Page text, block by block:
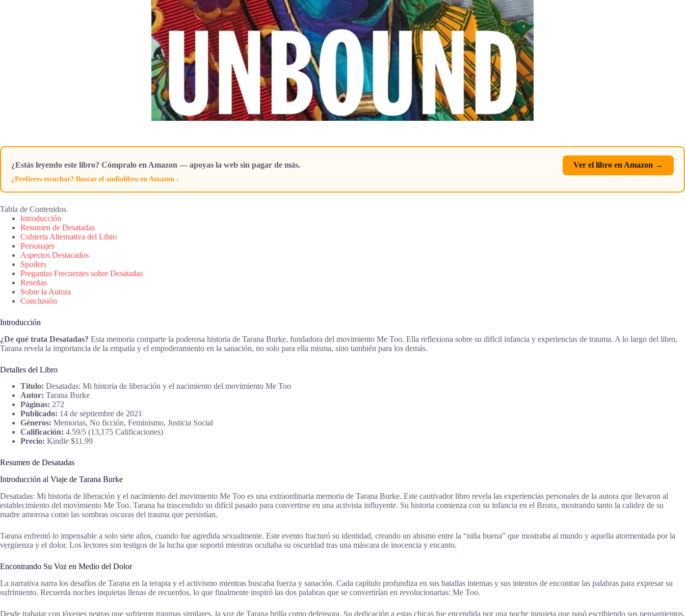
¿Estás leyendo este libro? Cómpralo en Amazon — apoyas la web sin pagar de más. Ver el libro en Amazon →
¿Prefieres escuchar? Buscar el audiolibro en Amazon ›
Tabla de Contenidos
Introducción
Resumen de Desatadas
Cubierta Alternativa del Libro
Personajes
Aspectos Destacados
Spoilers
Preguntas Frecuentes sobre Desatadas
Reseñas
Sobre la Autora
Conclusión
Introducción
¿De qué trata Desatadas? Esta memoria comparte la poderosa historia de Tarana Burke, fundadora del movimiento Me Too. Ella reflexiona sobre su difícil infancia y experiencias de trauma. A lo largo del libro,
Tarana revela la importancia de la empatía y el empoderamiento en la sanación, no solo para ella misma, sino también para los demás.
Detalles del Libro
Título: Desatadas: Mi historia de liberación y el nacimiento del movimiento Me Too
Autor: Tarana Burke
Páginas: 272
Publicado: 14 de septiembre de 2021
Géneros: Memorias, No ficción, Feminismo, Justicia Social
Calificación: 4.59/5 (13,175 Calificaciones)
Precio: Kindle $11.99
Resumen de Desatadas
Introducción al Viaje de Tarana Burke
Desatadas: Mi historia de liberación y el nacimiento del movimiento Me Too es una extraordinaria memoria de Tarana Burke. Este cautivador libro revela las experiencias personales de la autora que llevaron al
establecimiento del movimiento Me Too. Tarana ha trascendido su difícil pasado para convertirse en una activista influyente. Su historia comienza con su infancia en el Bronx, mostrando tanto la calidez de su
madre amorosa como las sombras oscuras del trauma que persistían.
Tarana enfrentó lo impensable a solo siete años, cuando fue agredida sexualmente. Este evento fracturó su identidad, creando un abismo entre la “niña buena” que mostraba al mundo y aquella atormentada por la
vergüenza y el dolor. Los lectores son testigos de la lucha que soportó mientras ocultaba su oscuridad tras una máscara de inocencia y encanto.
Encontrando Su Voz en Medio del Dolor
La narrativa narra los desafíos de Tarana en la terapia y el activismo mientras buscaba fuerza y sanación. Cada capítulo profundiza en sus batallas internas y sus intentos de encontrar las palabras para expresar su
sufrimiento. Recuerda noches inquietas llenas de recuerdos, lo que finalmente inspiró las dos palabras que se convertirían en revolucionarias: Me Too.
Desde trabajar con jóvenes negras que sufrieron traumas similares, la voz de Tarana brilla como defensora. Su dedicación a estas chicas fue encendida por una noche inquieta que pasó escribiendo sus pensamientos.